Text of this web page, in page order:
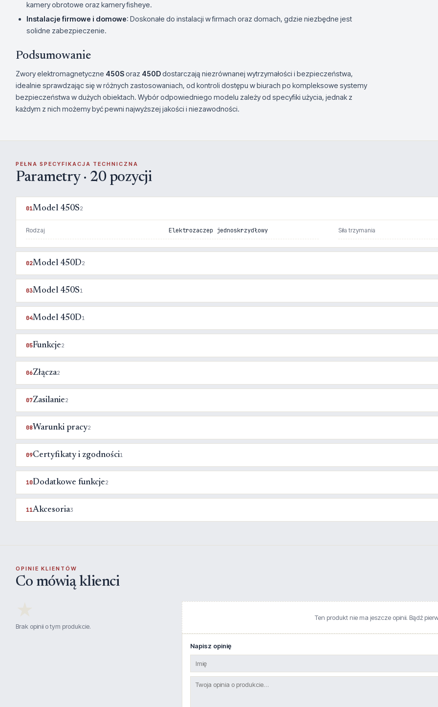
kamery obrotowe oraz kamery fisheye.
Instalacje firmowe i domowe: Doskonałe do instalacji w firmach oraz domach, gdzie niezbędne jest
solidne zabezpieczenie.
Podsumowanie
Zwory elektromagnetyczne 450Soraz 450Ddostarczają niezrównanej wytrzymałości i bezpieczeństwa,
idealnie sprawdzając się w różnych zastosowaniach, od kontroli dostępu w biurach po kompleksowe systemy
bezpieczeństwa w dużych obiektach. Wybór odpowiedniego modelu zależy od specyfiki użycia, jednak z
każdym z nich możemy być pewni najwyższej jakości i niezawodności.
PEŁNA SPECYFIKACJA TECHNICZNA
Parametry · 20 pozycji
01Model 450S2
Rodzaj Elektrozaczep jednoskrzydłowy Siła trzymania
02Model 450D2
03Model 450S1
04Model 450D1
05Funkcje2
06Złącza2
07Zasilanie2
08Warunki pracy2
09Certyfikaty i zgodności1
10Dodatkowe funkcje2
11Akcesoria3
OPINIE KLIENTÓW
Co mówią klienci
Brak opinii o tym produkcie.
Ten produkt nie ma jeszcze opinii. Bądź
Napisz opinię